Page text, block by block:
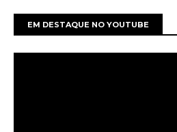
EM DESTAQUE NO YOUTUBE